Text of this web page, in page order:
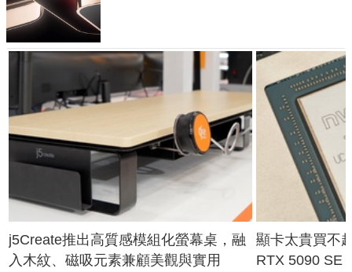
j5Create推出高質感模組化螢幕桌，融
入木紋、磁吸元素兼顧美觀與實用
顯卡太貴買不
RTX 5090 SE